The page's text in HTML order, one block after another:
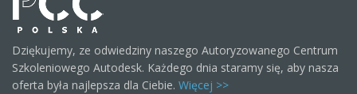
Dziękujemy, ze odwiedziny naszego Autoryzowanego Centrum
Szkoleniowego Autodesk. Każdego dnia staramy się, aby nasza
oferta była najlepsza dla Ciebie. Więcej >>